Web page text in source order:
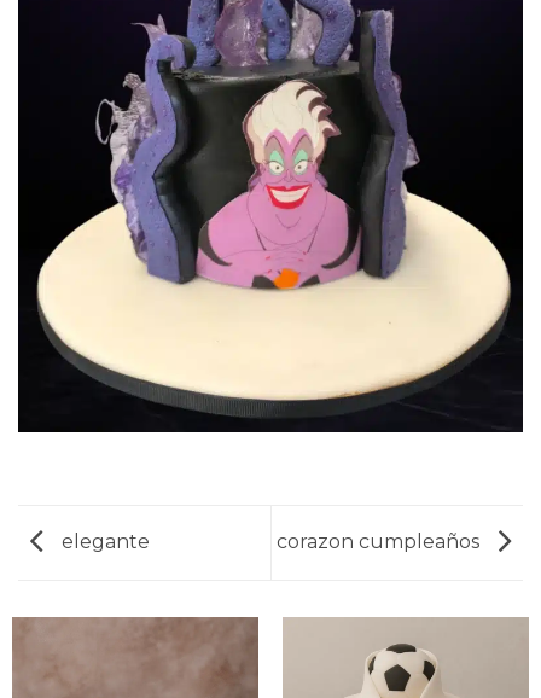
elegante corazon cumpleaños